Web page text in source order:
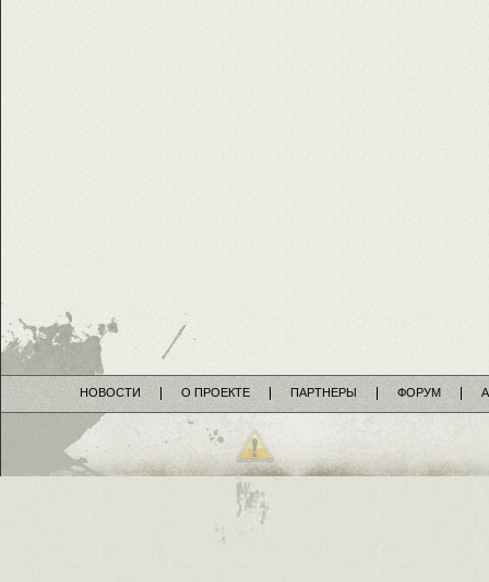
НОВОСТИ О ПРОЕКТЕ ПАРТНЕРЫ ФОРУМ